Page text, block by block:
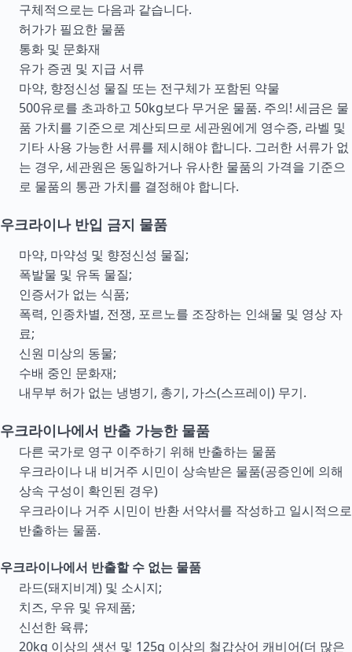
구체적으로는 다음과 같습니다.
허가가 필요한 물품
통화 및 문화재
유가 증권 및 지급 서류
마약, 향정신성 물질 또는 전구체가 포함된 약물
500유로를 초과하고 50kg보다 무거운 물품. 주의! 세금은 물
품 가치를 기준으로 계산되므로 세관원에게 영수증, 라벨 및
기타 사용 가능한 서류를 제시해야 합니다. 그러한 서류가 없
는 경우, 세관원은 동일하거나 유사한 물품의 가격을 기준으
로 물품의 통관 가치를 결정해야 합니다.
우크라이나 반입 금지 물품
마약, 마약성 및 향정신성 물질;
폭발물 및 유독 물질;
인증서가 없는 식품;
폭력, 인종차별, 전쟁, 포르노를 조장하는 인쇄물 및 영상 자
료;
신원 미상의 동물;
수배 중인 문화재;
내무부 허가 없는 냉병기, 총기, 가스(스프레이) 무기.
우크라이나에서 반출 가능한 물품
다른 국가로 영구 이주하기 위해 반출하는 물품
우크라이나 내 비거주 시민이 상속받은 물품(공증인에 의해
상속 구성이 확인된 경우)
우크라이나 거주 시민이 반환 서약서를 작성하고 일시적으로
반출하는 물품.
우크라이나에서 반출할 수 없는 물품
라드(돼지비계) 및 소시지;
치즈, 우유 및 유제품;
신선한 육류;
20kg 이상의 생선 및 125g 이상의 철갑상어 캐비어(더 많은